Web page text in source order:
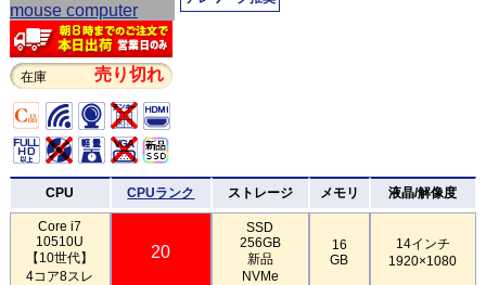
在庫 売り切れ
CPU CPUランク ストレージ メモリ 液晶/解像度
Core i7
10510U
【10世代】
4コア8スレ
20
SSD
256GB
新品
NVMe
16
GB
14インチ
1920×1080